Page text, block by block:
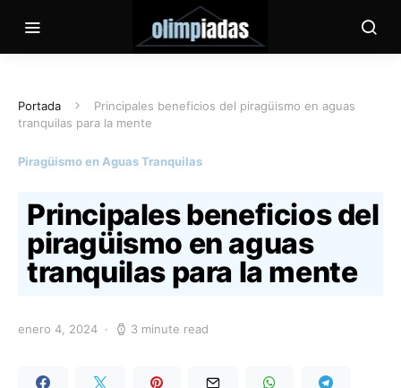
Portada
Principales beneficios del piragüismo en aguas
tranquilas para la mente
Piragüismo en Aguas Tranquilas
Principales beneficios del
piragüismo en aguas
tranquilas para la mente
enero 4, 2024 3 minute read